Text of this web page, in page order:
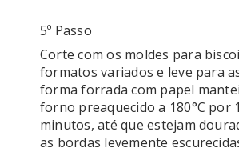
5º Passo
Corte com os moldes para
formatos variados e leve para
forma forrada com papel
forno preaquecido a 180°C por
minutos, até que estejam
as bordas levemente